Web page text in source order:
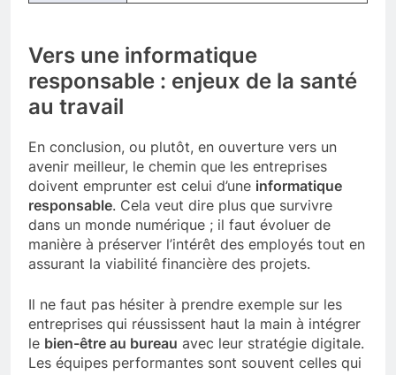
Vers une informatique
responsable : enjeux de la santé
au travail
En conclusion, ou plutôt, en ouverture vers un
avenir meilleur, le chemin que les entreprises
doivent emprunter est celui d’une informatique
responsable. Cela veut dire plus que survivre
dans un monde numérique ; il faut évoluer de
manière à préserver l’intérêt des employés tout en
assurant la viabilité financière des projets.
Il ne faut pas hésiter à prendre exemple sur les
entreprises qui réussissent haut la main à intégrer
le bien-être au bureau avec leur stratégie digitale.
Les équipes performantes sont souvent celles qui